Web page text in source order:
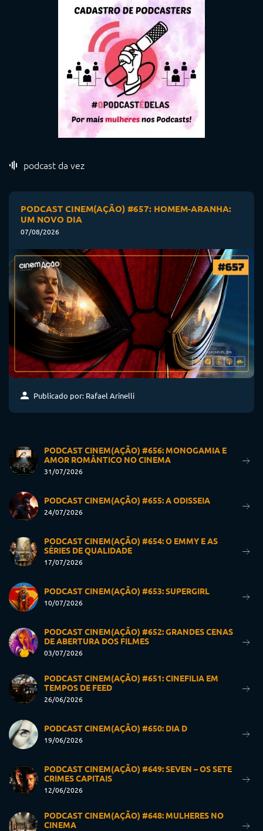
podcast da vez
PODCAST CINEM(AÇÃO) #657: HOMEM-ARANHA:
UM NOVO DIA
07/08/2026
Publicado por: Rafael Arinelli
PODCAST CINEM(AÇÃO) #656: MONOGAMIA E
AMOR ROMÂNTICO NO CINEMA
31/07/2026
PODCAST CINEM(AÇÃO) #655: A ODISSEIA
24/07/2026
PODCAST CINEM(AÇÃO) #654: O EMMY E AS
SÉRIES DE QUALIDADE
17/07/2026
PODCAST CINEM(AÇÃO) #653: SUPERGIRL
10/07/2026
PODCAST CINEM(AÇÃO) #652: GRANDES CENAS
DE ABERTURA DOS FILMES
03/07/2026
PODCAST CINEM(AÇÃO) #651: CINEFILIA EM
TEMPOS DE FEED
26/06/2026
PODCAST CINEM(AÇÃO) #650: DIA D
19/06/2026
PODCAST CINEM(AÇÃO) #649: SEVEN – OS SETE
CRIMES CAPITAIS
12/06/2026
PODCAST CINEM(AÇÃO) #648: MULHERES NO
CINEMA